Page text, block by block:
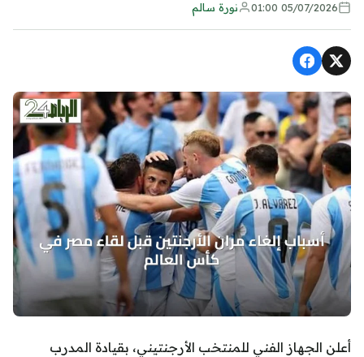
05/07/2026 01:00 نورة سالم
أعلن الجهاز الفني للمنتخب الأرجنتيني، بقيادة المدرب